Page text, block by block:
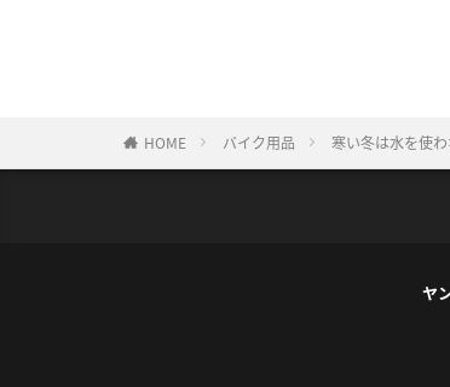
HOME バイク用品 寒い冬は水を使
ヤ